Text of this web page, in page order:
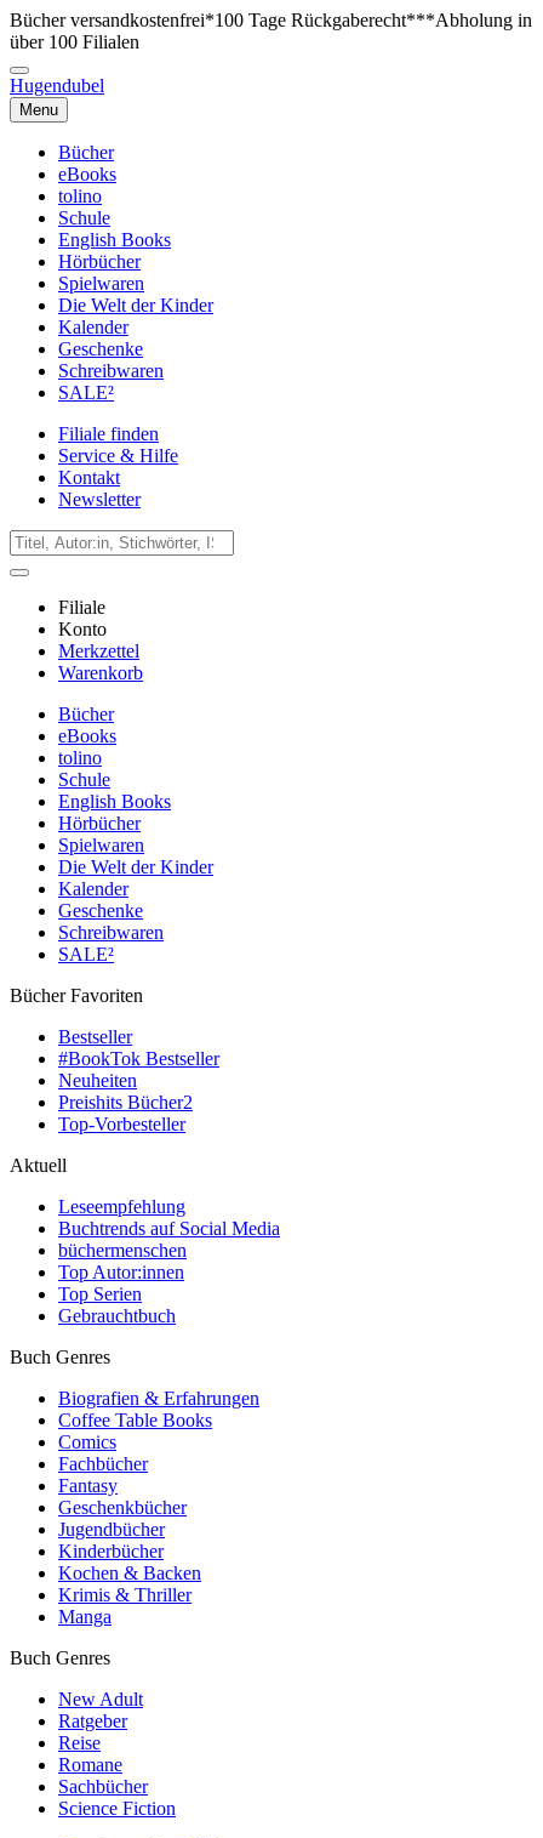
Bücher versandkostenfrei*100 Tage Rückgaberecht***Abholung in
über 100 Filialen
Hugendubel
Menu
Bücher
eBooks
tolino
Schule
English Books
Hörbücher
Spielwaren
Die Welt der Kinder
Kalender
Geschenke
Schreibwaren
SALE²
Filiale finden
Service & Hilfe
Kontakt
Newsletter
Filiale
Konto
Merkzettel
Warenkorb
Bücher
eBooks
tolino
Schule
English Books
Hörbücher
Spielwaren
Die Welt der Kinder
Kalender
Geschenke
Schreibwaren
SALE²
Bücher Favoriten
Bestseller
#BookTok Bestseller
Neuheiten
Preishits Bücher2
Top-Vorbesteller
Aktuell
Leseempfehlung
Buchtrends auf Social Media
büchermenschen
Top Autor:innen
Top Serien
Gebrauchtbuch
Buch Genres
Biografien & Erfahrungen
Coffee Table Books
Comics
Fachbücher
Fantasy
Geschenkbücher
Jugendbücher
Kinderbücher
Kochen & Backen
Krimis & Thriller
Manga
Buch Genres
New Adult
Ratgeber
Reise
Romane
Sachbücher
Science Fiction